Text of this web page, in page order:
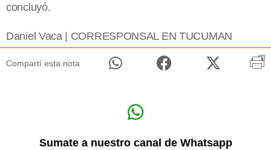
concluyó.
Daniel Vaca | CORRESPONSAL EN TUCUMAN
Compartí esta nota
Sumate a nuestro canal de Whatsapp